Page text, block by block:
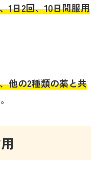
1日2回、10日間服用
他の2種類の薬と共